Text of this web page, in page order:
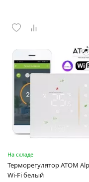
На складе
Терморегулятор ATOM
Wi-Fi белый